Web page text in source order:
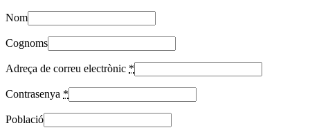
Nom
Cognoms
Adreça de correu electrònic *
Contrasenya *
Població